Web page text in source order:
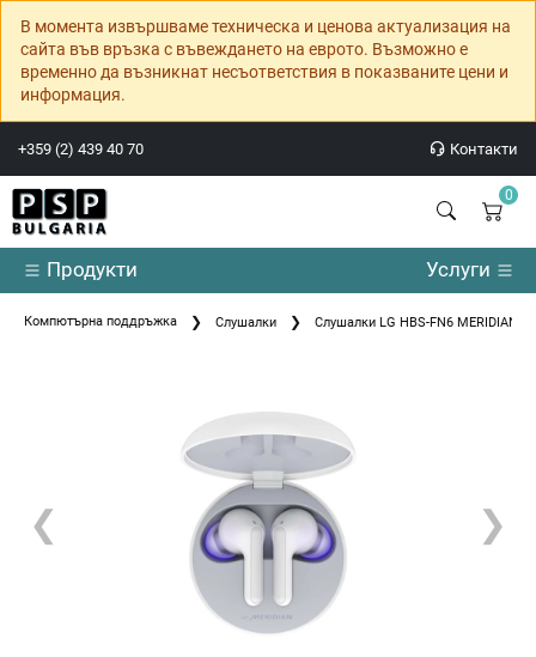
В момента извършваме техническа и ценова актуализация на
сайта във връзка с въвеждането на еврото. Възможно е
временно да възникнат несъответствия в показваните цени и
информация.
+359 (2) 439 40 70 Контакти
0
Продукти Услуги
Компютърна поддръжка Слушалки Слушалки LG HBS-FN6 MERIDIAN
❮ ❯